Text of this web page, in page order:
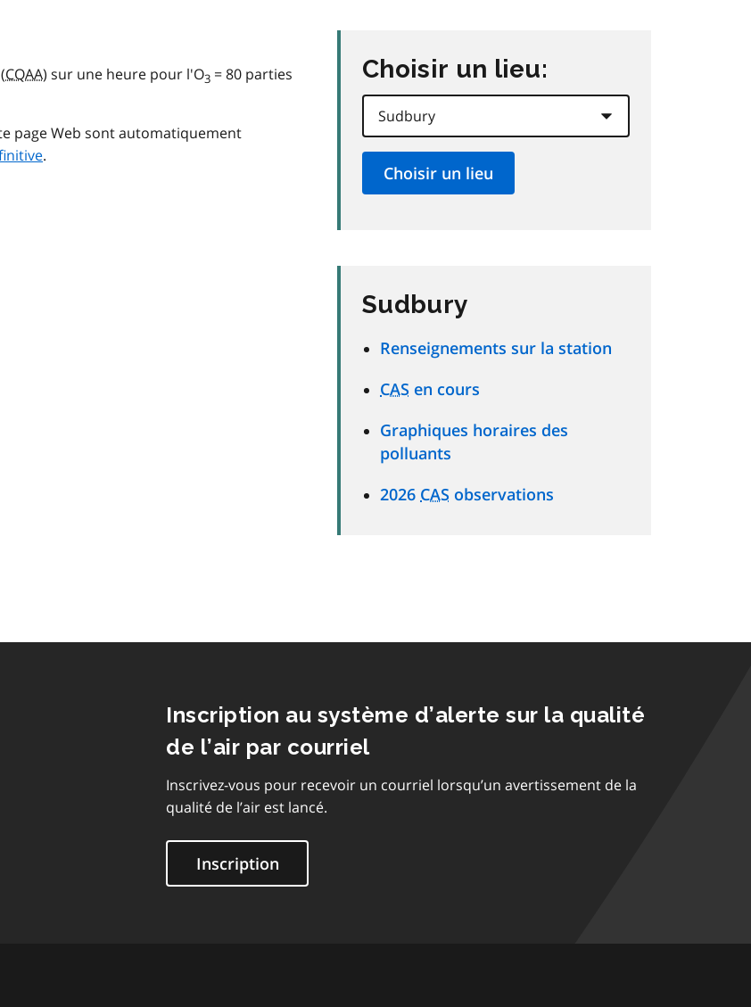
CQAA) sur une heure pour l'O3 = 80 parties
page Web sont automatiquement
.
Choisir un lieu:
Sudbury
Renseignements sur la station
CAS en cours
Graphiques horaires des
polluants
2026 CAS observations
Inscription au système d’alerte sur la qualité
de l’air par courriel
Inscrivez-vous pour recevoir un courriel lorsqu’un avertissement de la
qualité de l’air est lancé.
Inscription